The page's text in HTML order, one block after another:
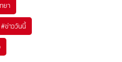
ยา
#ข่าววันนี้